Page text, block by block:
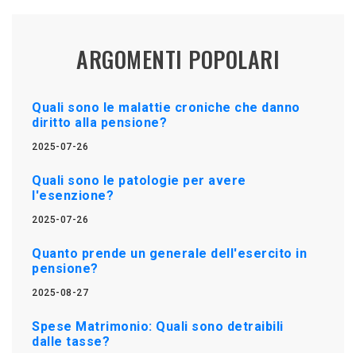
ARGOMENTI POPOLARI
Quali sono le malattie croniche che danno
diritto alla pensione?
2025-07-26
Quali sono le patologie per avere
l'esenzione?
2025-07-26
Quanto prende un generale dell'esercito in
pensione?
2025-08-27
Spese Matrimonio: Quali sono detraibili
dalle tasse?